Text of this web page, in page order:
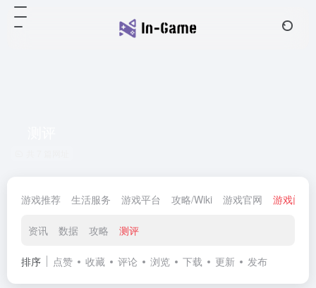
游戏推荐 生活服务 游戏平台 攻略/Wiki 游戏官网 游戏门户
资讯 数据 攻略 测评
排序 点赞 收藏 评论 浏览 下载 更新 发布